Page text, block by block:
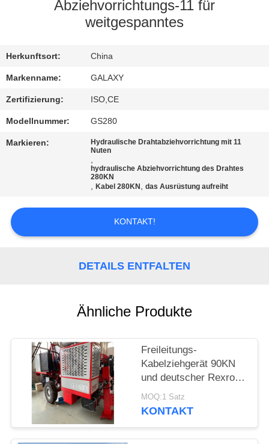
UNS
NEUIGKEITEN
RECHTSSACHEN
PRIVACY
POLICY
Abziehvorrichtungs-11 für
weitgespanntes
Herkunftsort: China
Markenname: GALAXY
Zertifizierung: ISO,CE
Modellnummer: GS280
Markieren:
Hydraulische Drahtabziehvorrichtung mit 11
Nuten
,
hydraulische Abziehvorrichtung des Drahtes
280KN
,Kabel 280KN ,das Ausrüstung aufreiht
KONTAKT!
DETAILS ENTFALTEN
Ähnliche Produkte
Freileitungs-
Kabelziehgerät 90KN
und deutscher Rexroth-
Bedienhebel
MOQ:1 Satz
KONTAKT